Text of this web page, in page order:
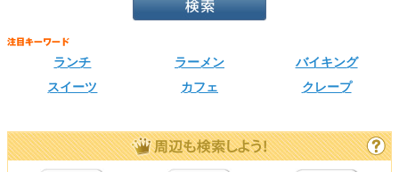
ランチ ラーメン
バイキング
スイーツ
カフェ クレープ